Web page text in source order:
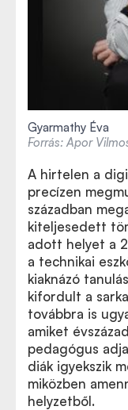
Gyarmathy Éva
Forrás: Apor
A hirtelen a
precízen
században
kiteljesedett
adott helyet a
a technikai
kiaknázó
kifordult a
továbbra is
amiket
pedagógus
diák igyekszik
miközben
helyzetből.